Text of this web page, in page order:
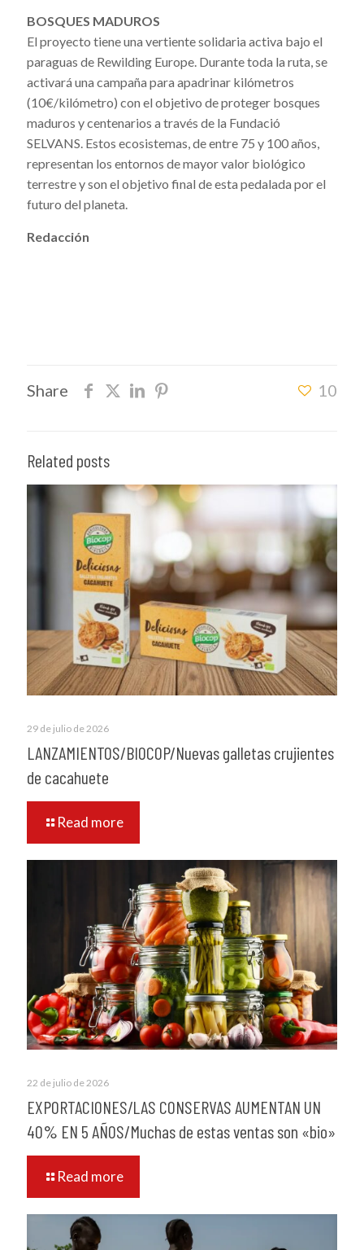
BOSQUES MADUROS
El proyecto tiene una vertiente solidaria activa bajo el
paraguas de Rewilding Europe. Durante toda la ruta, se
activará una campaña para apadrinar kilómetros
(10€/kilómetro) con el objetivo de proteger bosques
maduros y centenarios a través de la Fundació
SELVANS. Estos ecosistemas, de entre 75 y 100 años,
representan los entornos de mayor valor biológico
terrestre y son el objetivo final de esta pedalada por el
futuro del planeta.
Redacción
Share 10
Related posts
29 de julio de 2026
LANZAMIENTOS/BIOCOP/Nuevas galletas crujientes
de cacahuete
Read more
22 de julio de 2026
EXPORTACIONES/LAS CONSERVAS AUMENTAN UN
40% EN 5 AÑOS/Muchas de estas ventas son «bio»
Read more